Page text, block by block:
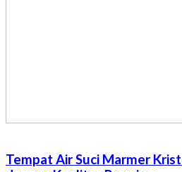
Tempat Air Suci Marmer